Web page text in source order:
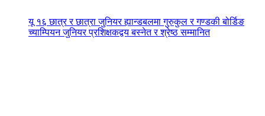
यू १६ छात्र र छात्रा जुनियर ह्यान्डबलमा गुरुकुल र गण्डकी बोर्डिङ
च्याम्पियन जुनियर प्रशिक्षकद्वय बस्नेत र श्रेष्ठ सम्मानित